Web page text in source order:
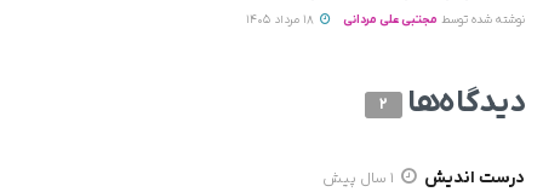
نوشته شده توسط مجتبی علی مردانی
دیدگاه‌ها 2
درست اندیش 1 سال پیش